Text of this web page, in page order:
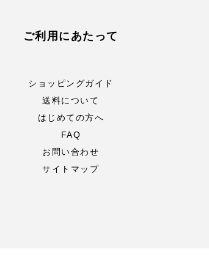
ご利用にあたって
ショッピングガイド
送料について
はじめての方へ
FAQ
お問い合わせ
サイトマップ